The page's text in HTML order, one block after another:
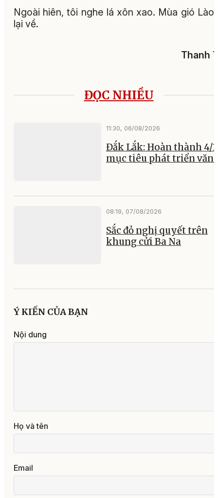
Ngoài hiên, tôi nghe lá xôn xao. Mùa gió Lào
lại về.
Thanh
ĐỌC NHIỀU
11:30, 06/08/2026
Đắk Lắk: Hoàn thành 4/
mục tiêu phát triển văn
08:19, 07/08/2026
Sắc đỏ nghị quyết trên
khung cửi Ba Na
Ý KIẾN CỦA BẠN
Nội dung
Họ và tên
Email